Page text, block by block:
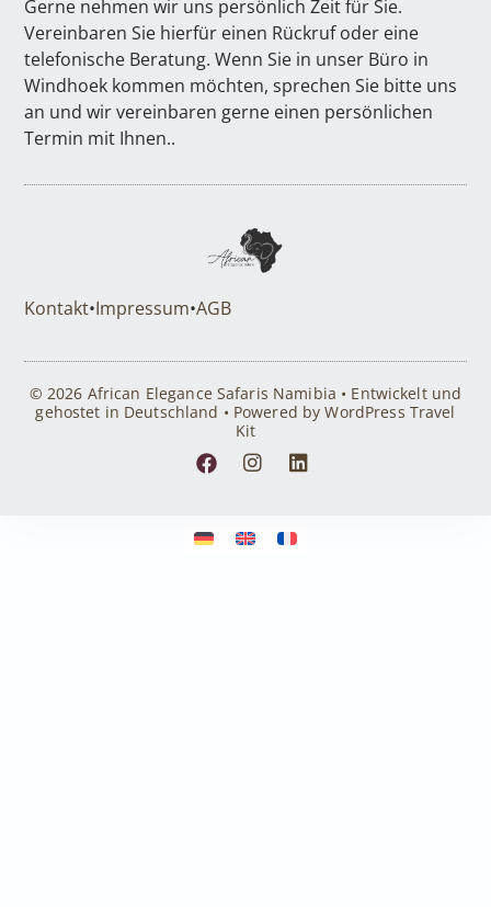
Gerne nehmen wir uns persönlich Zeit für Sie.
Vereinbaren Sie hierfür einen Rückruf oder eine
telefonische Beratung. Wenn Sie in unser Büro in
Windhoek kommen möchten, sprechen Sie bitte uns
an und wir vereinbaren gerne einen persönlichen
Termin mit Ihnen..
Kontakt•Impressum•AGB
© 2026 African Elegance Safaris Namibia • Entwickelt und
gehostet in Deutschland • Powered by WordPress Travel
Kit